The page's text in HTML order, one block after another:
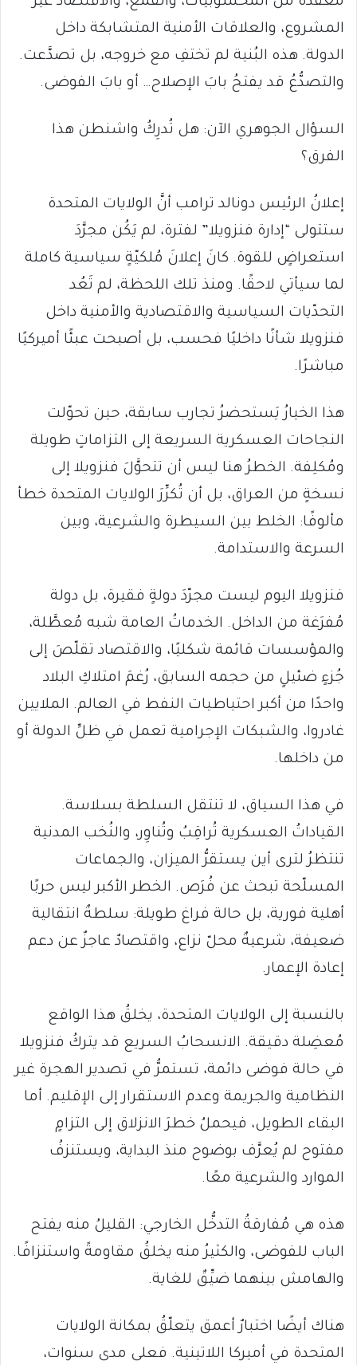
المشروع، والعلاقات الأمنية المتشابكة داخل
الدولة. هذه البُنية لم تختفِ مع خروجه، بل تصدَّعت.
والتصدُّعُ قد يفتحُ بابَ الإصلاح… أو بابَ الفوضى.
السؤال الجوهري الآن: هل تُدرِكُ واشنطن هذا
الفرق؟
إعلانُ الرئيس دونالد ترامب أنَّ الولايات المتحدة
ستتولى “إدارة فنزويلا” لفترة، لم يَكُن مجرَّدَ
استعراضٍ للقوة. كانَ إعلانَ مُلكيّةٍ سياسية كاملة
لما سيأتي لاحقًا. ومنذ تلك اللحظة، لم تَعُد
التحدّيات السياسية والاقتصادية والأمنية داخل
فنزويلا شأنًا داخليًا فحسب، بل أصبحت عبئًا أميركيًا
مباشرًا.
هذا الخيارُ يَستحضرُ تجارب سابقة، حين تحوّلت
النجاحات العسكرية السريعة إلى التزاماتٍ طويلة
ومُكلِفة. الخطرُ هنا ليس أن تتحوَّلَ فنزويلا إلى
نسخةٍ من العراق، بل أن تُكرِّرَ الولايات المتحدة خطأ
مألوفًا: الخلط بين السيطرة والشرعية، وبين
السرعة والاستدامة.
فنزويلا اليوم ليست مجرّدَ دولةٍ فقيرة، بل دولة
مُفرَغة من الداخل. الخدماتُ العامة شبه مُعطَّلة،
والمؤسسات قائمة شكليًا، والاقتصاد تقلّصَ إلى
جُزءٍ ضئيلٍ من حجمه السابق، رُغمَ امتلاكِ البلاد
واحدًا من أكبر احتياطيات النفط في العالم. الملايين
غادروا، والشبكات الإجرامية تعمل في ظلِّ الدولة أو
من داخلها.
في هذا السياق، لا تنتقل السلطة بسلاسة.
القياداتُ العسكرية تُراقِبُ وتُناوِر، والنُخب المدنية
تنتظرُ لترى أين يستقرُّ الميزان، والجماعات
المسلّحة تبحث عن فُرَص. الخطر الأكبر ليس حربًا
أهلية فورية، بل حالة فراغ طويلة: سلطةٌ انتقالية
ضعيفة، شرعيةٌ محلّ نزاع، واقتصادٌ عاجزٌ عن دعم
إعادة الإعمار.
بالنسبة إلى الولايات المتحدة، يخلقُ هذا الواقع
مُعضِلة دقيقة. الانسحابُ السريع قد يتركُ فنزويلا
في حالة فوضى دائمة، تستمرُّ في تصدير الهجرة غير
النظامية والجريمة وعدم الاستقرار إلى الإقليم. أما
البقاء الطويل، فيحملُ خطرَ الانزلاق إلى التزامٍ
مفتوح لم يُعرَّف بوضوح منذ البداية، ويستنزفُ
الموارد والشرعية معًا.
هذه هي مُفارقةُ التدخُّل الخارجي: القليلُ منه يفتح
الباب للفوضى، والكثيرُ منه يخلقُ مقاومةً واستنزافًا.
والهامش بينهما ضيِّقٌ للغاية.
هناك أيضًا اختبارٌ أعمق يتعلّقُ بمكانة الولايات
المتحدة في أميركا اللاتينية. فعلى مدى سنوات،